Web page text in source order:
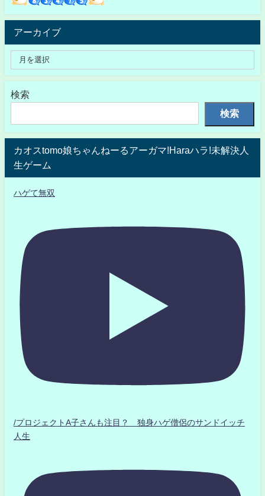
アーカイブ
検索
検索
カオスtomo娘ちゃんねーるアーガマ!Haraハラ!未解決人
生ゲーム
ハゲて無双
/プロジェクトA子さんも注目？ 独身ハゲ僧侶のサンドイッチ
人生